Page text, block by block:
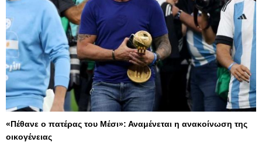
«Πέθανε ο πατέρας του Μέσι»: Αναμένεται η ανακοίνωση της
οικογένειας